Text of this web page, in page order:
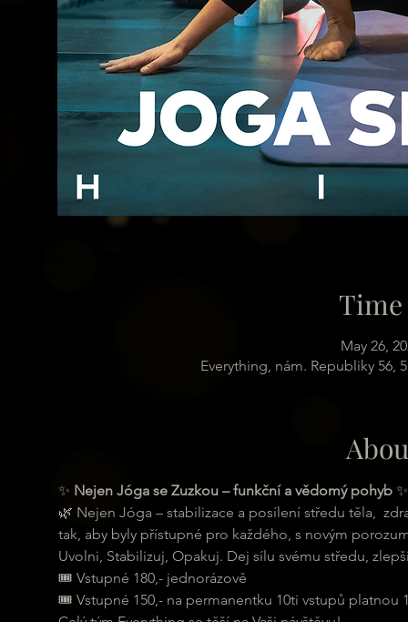
May 26,
Everything, nám. Republiky 56,
✨ Nejen Jóga se Zuzkou – funkční a vědomý pohyb ✨
🌿 Nejen Jóga – stabilizace a posílení středu těla,
tak, aby byly přístupné pro každého, s novým
Uvolni, Stabilizuj, Opakuj. Dej sílu svému středu,
🎟 Vstupné 180,- jednorázově
🎟 Vstupné 150,- na permanentku 10ti vstupů platnou